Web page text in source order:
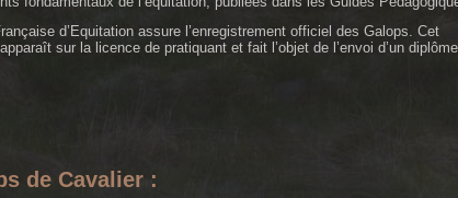
d’Equitation assure l’enregistrement officiel des Galops. Cet
sur la licence de pratiquant et fait l’objet de l’envoi d’un diplôme
de Cavalier :